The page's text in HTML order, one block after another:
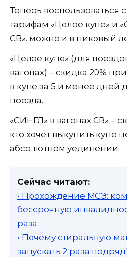
Теперь воспользоваться
тарифам «Целое купе» и
СВ». можно и в пиковый
«Целое купе» (для
вагонах) – скидка 20%
в купе за 5 и менее дней
поезда.
«СИНГЛ» в вагонах СВ» –
кто хочет выкупить купе
абсолютном уединении.
Сейчас читают:
• Прохождение МСЭ:
бессрочную
раза
• Почему стиральную
запускать 2 раза